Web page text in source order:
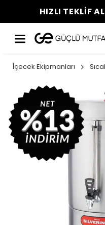
HIZLI TEKLİF
İçecek Ekipmanları